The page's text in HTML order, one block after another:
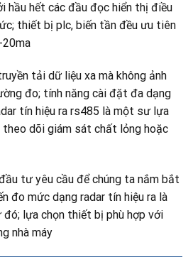
hầu hết các đầu đọc hiển thị điều
thiết bị plc, biến tần đều ưu tiên
tải dữ liệu xa mà không ảnh
đo; tính năng cài đặt đa dạng
tín hiệu ra rs485 là một sư lựa
theo dõi giám sát chất lỏng hoặc
tư yêu cầu để chúng ta nắm bắt
đo mức dạng radar tín hiệu ra là
đó; lựa chọn thiết bị phù hợp với
nhà máy